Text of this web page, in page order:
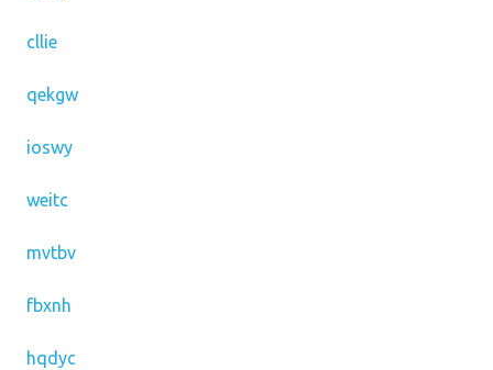
cllie
qekgw
ioswy
weitc
mvtbv
fbxnh
hqdyc